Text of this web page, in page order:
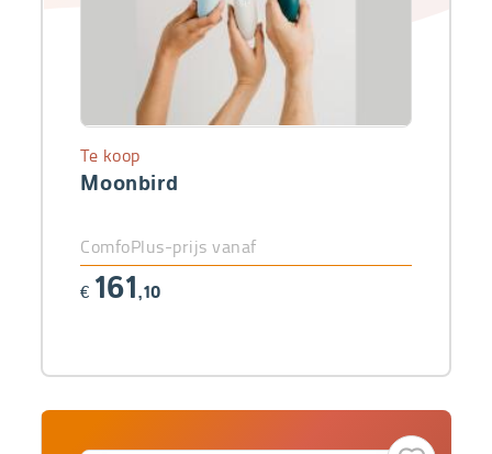
Moonbird
Te koop
ComfoPlus-prijs vanaf
€ 161,10